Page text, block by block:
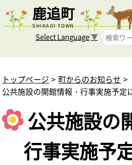
鹿追町
SHIKAOI TOWN
Select Language▼
トップページ
町からのお知らせ
公共施設の開館情報・行事実施予定
公共施設の
行事実施予